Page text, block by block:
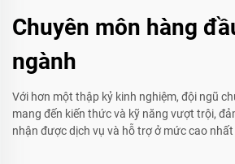
Chuyên môn hàng
ngành
Với hơn một thập kỷ kinh nghiệm, đội ngũ
mang đến kiến thức và kỹ năng vượt trội,
nhận được dịch vụ và hỗ trợ ở mức cao